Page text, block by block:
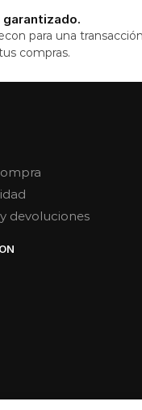
garantizado.
para una
compras.
devoluciones